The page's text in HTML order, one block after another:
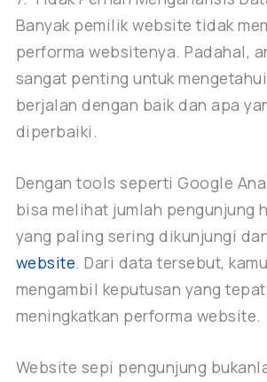
Banyak pemilik website tidak
performa websitenya. Padahal,
sangat penting untuk
berjalan dengan baik dan apa
diperbaiki.
Dengan tools seperti Google
bisa melihat jumlah pengunjung
yang paling sering dikunjungi
website. Dari data tersebut,
mengambil keputusan yang
meningkatkan performa website.
Website sepi pengunjung